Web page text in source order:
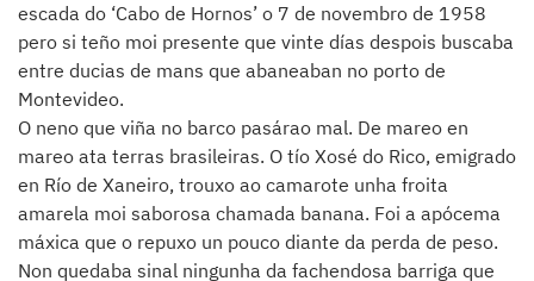
escada do ‘Cabo de Hornos’ o 7 de novembro de 1958
pero si teño moi presente que vinte días despois buscaba
entre ducias de mans que abaneaban no porto de
Montevideo.
O neno que viña no barco pasárao mal. De mareo en
mareo ata terras brasileiras. O tío Xosé do Rico, emigrado
en Río de Xaneiro, trouxo ao camarote unha froita
amarela moi saborosa chamada banana. Foi a apócema
máxica que o repuxo un pouco diante da perda de peso.
Non quedaba sinal ningunha da fachendosa barriga que